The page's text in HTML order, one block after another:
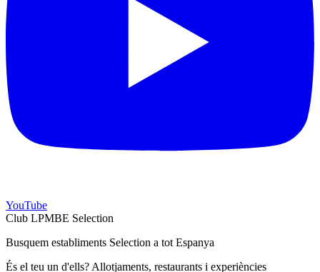
YouTube
Club LPMBE Selection
Busquem establiments Selection a tot Espanya
És el teu un d'ells? Allotjaments, restaurants i experiències